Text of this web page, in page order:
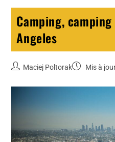
Camping,
Angeles
Maciej Poltorak Mis à